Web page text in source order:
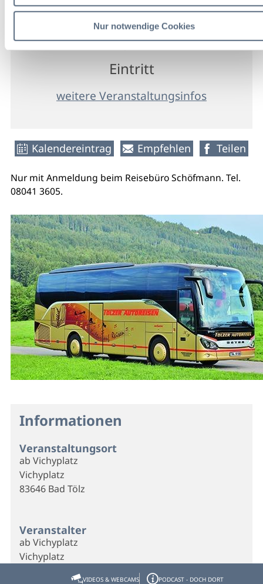
Nur notwendige Cookies
ab Vichyplatz
59,00 €
Eintritt
weitere Veranstaltungsinfos
Kalendereintrag Empfehlen Teilen
Nur mit Anmeldung beim Reisebüro Schöfmann. Tel.
08041 3605.
Informationen
Veranstaltungsort
ab Vichyplatz
Vichyplatz
83646 Bad Tölz
Veranstalter
ab Vichyplatz
Vichyplatz
83646 Bad Tölz
VIDEOS & WEBCAMS PODCAST - DOCH DORT